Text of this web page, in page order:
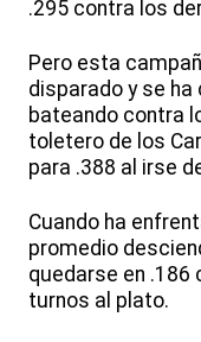
.295 contra los
Pero esta
disparado y se
bateando contra
toletero de los
para .388 al irse
Cuando ha
promedio
quedarse en .186
turnos al plato.